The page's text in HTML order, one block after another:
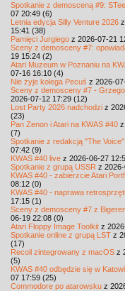
Spotkanie z demosceną #9:
07 20:49 (6)
Letnia edycja Silly Venture 2026
15:41 (38)
Pamięci Jurgiego z 2026-07-21
Sceny z demosceny #7:
19 15:24 (2)
Atari Muzeum w Poznaniu na
07-16 16:10 (4)
Nie żyje kolega Pecuś z 2026-
Sceny z demosceny #7 -
2026-07-12 17:29 (12)
Lost Party 2026 nadchodzi z
(23)
Pan Zenon i Atari na KWAS #40
(7)
Spotkanie z redakcją "The Voice"
07:42 (9)
KWAS #40 live z 2026-06-27
Spotkanie z grupą USSR z
KWAS #40 - zabierzcie Atari
08:12 (0)
KWAS #40 - naprawa
17:15 (1)
Sceny z demosceny #7 z
06-19 22:08 (0)
Atari Floppy Image Toolkit z
Spotkanie online z grupą LST z
(17)
Recoil zintegrowany z macOS z
(5)
KWAS #40 odbędzie się w
07 17:59 (25)
Commodore po atarowsku z